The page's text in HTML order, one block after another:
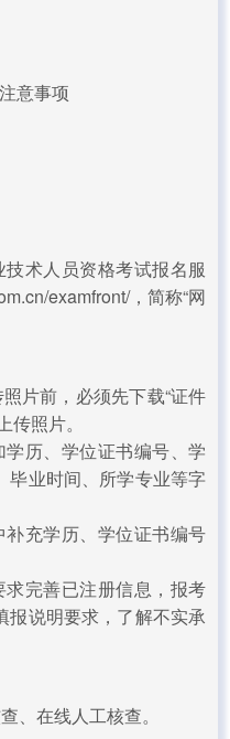
意事项
术人员资格考试报名服
examfront/，简称“网
片前，必须先下载“证件
照片。
历、学位证书编号、学
毕业时间、所学专业等字
充学历、学位证书编号
完善已注册信息，报考
报说明要求，了解不实承
、在线人工核查。